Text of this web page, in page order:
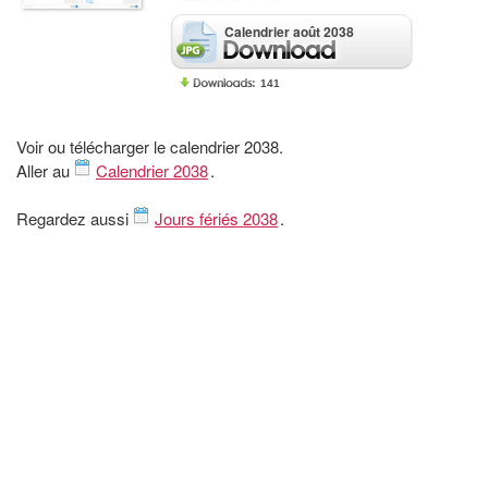
Calendrier août 2038
141
Voir ou télécharger le calendrier 2038.
Aller au
Calendrier 2038.
Regardez aussi Jours fériés 2038.